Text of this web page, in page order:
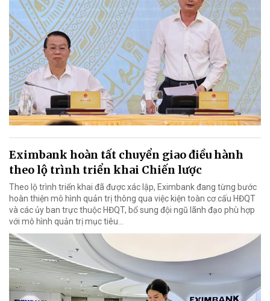
Eximbank hoàn tất chuyển giao điều hành
theo lộ trình triển khai Chiến lược
Theo lộ trình triển khai đã được xác lập, Eximbank đang từng bước
hoàn thiện mô hình quản trị thông qua việc kiện toàn cơ cấu HĐQT
và các ủy ban trực thuộc HĐQT, bổ sung đội ngũ lãnh đạo phù hợp
với mô hình quản trị mục tiêu...